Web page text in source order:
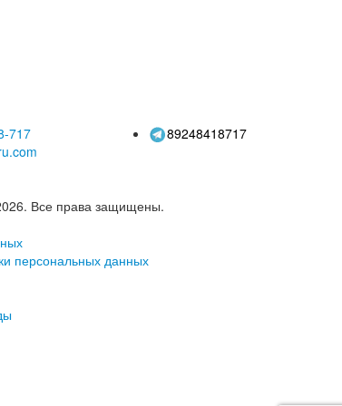
717
89248418717
Все права защищены.
персональных данных